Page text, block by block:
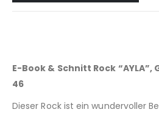
E-Book & Schnitt Rock “AYLA”,
46
Dieser Rock ist ein wundervoller